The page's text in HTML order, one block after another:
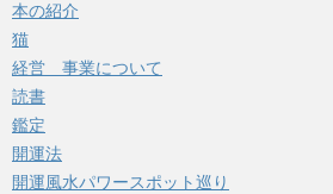
本の紹介
猫
経営 事業について
読書
鑑定
開運法
開運風水パワースポット巡り